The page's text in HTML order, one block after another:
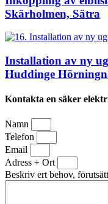
Skärholmen, Sätra
Installation av ny
Huddinge
Kontakta en säker
Namn
Telefon
Email
Adress + Ort
Beskriv ert behov,